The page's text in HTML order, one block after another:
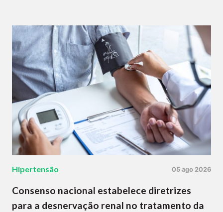
Hipertensão 05 ago 2026
Consenso nacional estabelece diretrizes
para a desnervação renal no tratamento da